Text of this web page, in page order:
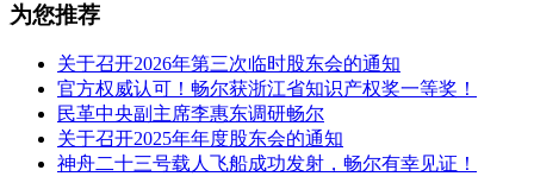
为您推荐
关于召开2026年第三次临时股东会的通知
官方权威认可！畅尔获浙江省知识产权奖一等奖！
民革中央副主席李惠东调研畅尔
关于召开2025年年度股东会的通知
神舟二十三号载人飞船成功发射，畅尔有幸见证！